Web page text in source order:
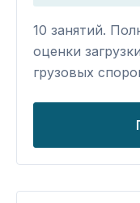
10 занятий.
оценки
грузовых